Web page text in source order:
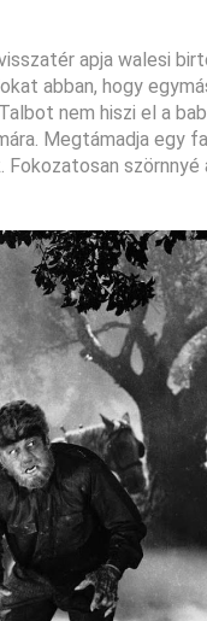
apja walesi
abban, hogy
nem hiszi el a
Megtámadja egy